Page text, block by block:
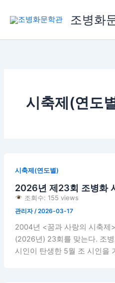
로
조병화
시축제(연도
시축제(연도별)
2026년 제23회 조병화
조회수: 155 views
관리자 /2026-03-17
2004년 <꿈과 사랑의 시축제
(2026년) 23회를 맞는다. 조
시인이 탄생한 5월 조 시인을